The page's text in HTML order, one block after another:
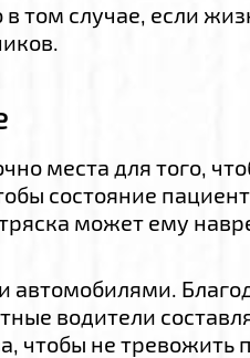
том случае, если
места для того,
состояние
может ему
автомобилями.
водители
чтобы не тревожить